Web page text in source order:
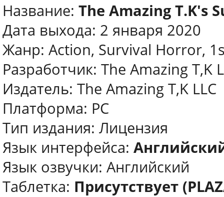
Название: The Amazing T.K's
Дата выхода: 2 января 2020
Жанр: Action, Survival Horror,
Разработчик: The Amazing T,K
Издатель: The Amazing T,K LLC
Платформа: PC
Тип издания: Лицензия
Язык интерфейса:
Язык озвучки: Английский
Таблетка: Присутствует